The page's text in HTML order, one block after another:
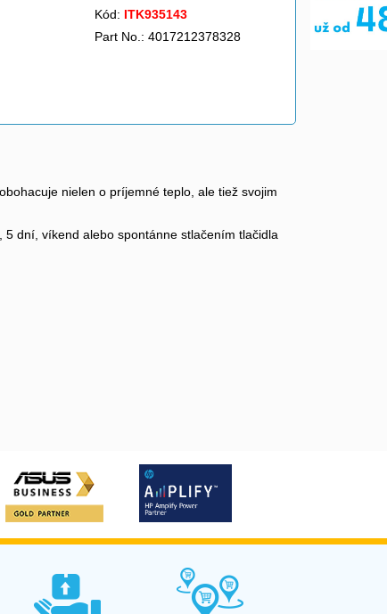
Kód: ITK935143
Part No.: 4017212378328
nielen o príjemné teplo, ale tiež svojim
dní, víkend alebo spontánne stlačením tlačidla